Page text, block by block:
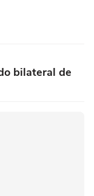
bilateral de